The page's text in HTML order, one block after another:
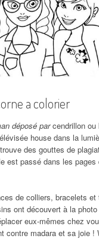
a colorier
déposé parcendrillon ou
house dans la
des gouttes de
est passé dans les pages
de colliers, bracelets et
ont découvert à la photo
eux-mêmes chez
contre madara et sa joie !